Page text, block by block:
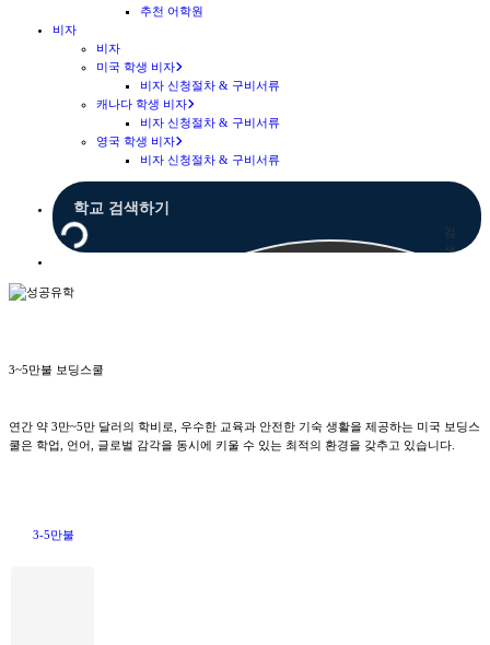
추천 어학원
비자
비자
미국 학생 비자
비자 신청절차 & 구비서류
캐나다 학생 비자
비자 신청절차 & 구비서류
영국 학생 비자
비자 신청절차 & 구비서류
검
색
3~5만불 보딩스쿨
연간 약 3만~5만 달러의 학비로, 우수한 교육과 안전한 기숙 생활을 제공하는 미국 보딩스
쿨은 학업, 언어, 글로벌 감각을 동시에 키울 수 있는 최적의 환경을 갖추고 있습니다.
3-5만불